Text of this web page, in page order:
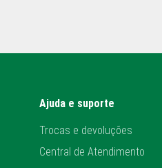
Ajuda e suporte
Trocas e devoluções
Central de Atendimento